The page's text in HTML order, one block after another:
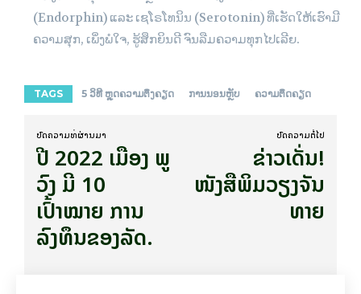
(Endorphin) ແລະ ເຊໂຣໂທນິນ (Serotonin) ທີ່ເຮັດໃຫ້ເຮົາມີ
ຄວາມສຸກ, ເພິ່ງພໍໃຈ, ຮູ້ສຶກຍິນດີ ຈົນລືມຄວາມທຸກໄປເລີຍ.
TAGS 5 ວິທີ ຫຼຸດຄວາມຕຶງຄຽດ ການນອນຫຼັບ ຄວາມຕຶດຄຽດ
ບົດ​ຄວາມ​ທີ່​ຜ່ານ​ມາ
ປີ 2022 ເມືອງ ພູ
ວົງ ມີ 10
ເປົ້າໝາຍ ການ
ລົງທຶນຂອງລັດ.
ບົດ​ຄວາມ​ຕໍ່​ໄປ
ຂ່າວເດັ່ນ!
ໜັງສືພິມວຽງຈັນ
ທາຍ